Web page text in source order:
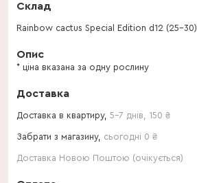
Склад
Rainbow cactus Special Edition d12 (25-30)
Опис
* ціна вказана за одну рослину
Доставка
Доставка в квартиру, 5-7 днів 150 ₴
Забрати з магазину, сьогодні 0 ₴
Доставка Новою Поштою (очікується)